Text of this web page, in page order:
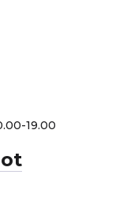
19.00